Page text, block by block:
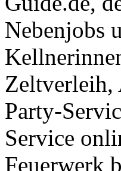
Nebenjobs
Zeltverleih,
Party-
Service
Feuerwerk